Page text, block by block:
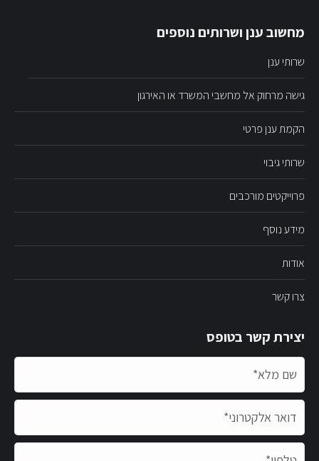
מחשוב ענן ושרותים נוספים
שרותי ענן
גישה מרחוק אל מחשבי המשרד או האירגון
הקמת ענן פרטי
שרותי גיבוי
פרוייקטים מורכבים
מידע נוסף
אודות
צרו קשר
יצירת קשר בטופס